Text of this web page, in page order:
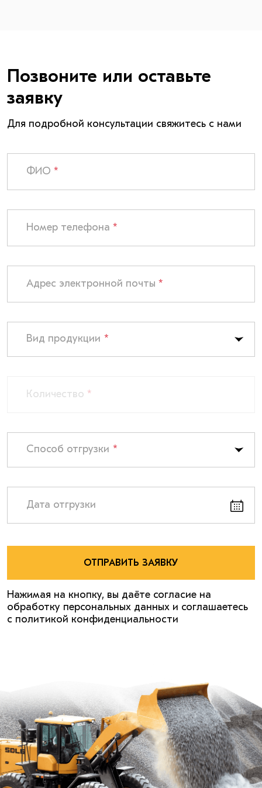
Позвоните или оставьте
заявку
Для подробной консультации свяжитесь с нами
ФИО *
Номер телефона *
Адрес электронной почты *
Вид продукции *
Количество *
Способ отгрузки *
Дата отгрузки
ОТПРАВИТЬ ЗАЯВКУ
Нажимая на кнопку, вы даёте согласие на
обработку персональных данных и соглашаетесь
с политикой конфиденциальности